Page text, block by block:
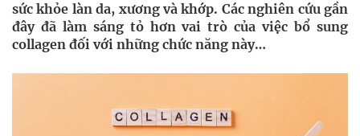
sức khỏe làn da, xương và khớp. Các nghiên cứu gần
đây đã làm sáng tỏ hơn vai trò của việc bổ sung
collagen đối với những chức năng này…